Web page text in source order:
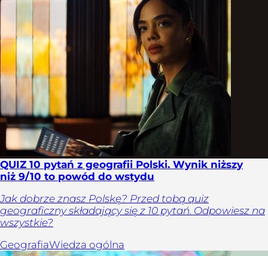
QUIZ 10 pytań z geografii Polski. Wynik niższy
niż 9/10 to powód do wstydu
Jak dobrze znasz Polskę? Przed tobą quiz
geograficzny składający się z 10 pytań. Odpowiesz na
wszystkie?
GeografiaWiedza ogólna